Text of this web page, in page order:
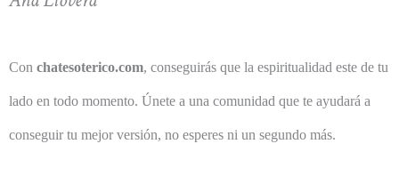
Con chatesoterico.com, conseguirás que la espiritualidad este de tu
lado en todo momento. Únete a una comunidad que te ayudará a
conseguir tu mejor versión, no esperes ni un segundo más.